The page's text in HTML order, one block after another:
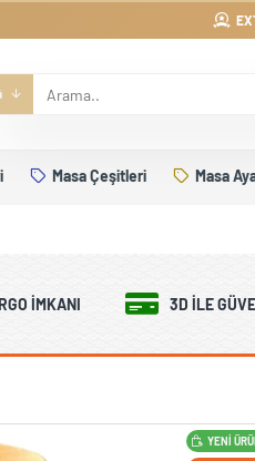
Masa Çeşitleri Masa
İMKANI 3D İLE
YENI